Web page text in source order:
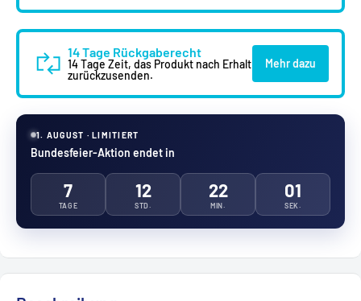
14 Tage Rückgaberecht
14 Tage Zeit, das Produkt nach Erhalt
zurückzusenden.
Mehr dazu
1. AUGUST · LIMITIERT
Bundesfeier-Aktion endet in
7
TAGE
12
STD.
22
MIN.
00
SEK.